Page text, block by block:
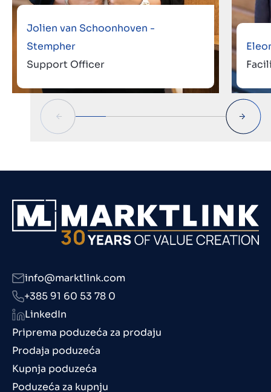
Jolien van Schoonhoven -
Stempher
Support Officer
Priprema poduzeća za prodaju
Prodaja poduzeća
Kupnja poduzeća
Poduzeća za kupnju
info@marktlink.com
+385 91 60 53 78 0
LinkedIn